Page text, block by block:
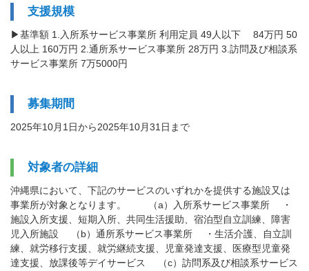
支援規模
▶基準額 1.入所系サービス事業所 利用定員 49人以下 84万円 50
人以上 160万円 2.通所系サービス事業所 28万円 3.訪問及び相談系
サービス事業所 7万5000円
募集期間
2025年10月1日から2025年10月31日まで
対象者の詳細
沖縄県において、下記のサービスのいずれかを提供する施設又は
事業所が対象となります。 （a）入所系サービス事業所 ・
施設入所支援、短期入所、共同生活援助、宿泊型自立訓練、障害
児入所施設 （b）通所系サービス事業所 ・生活介護、自立訓
練、就労移行支援、就労継続支援、児童発達支援、医療型児童発
達支援、放課後等デイサービス （c）訪問系及び相談系サービス